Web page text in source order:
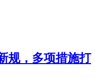
规，多项措施打